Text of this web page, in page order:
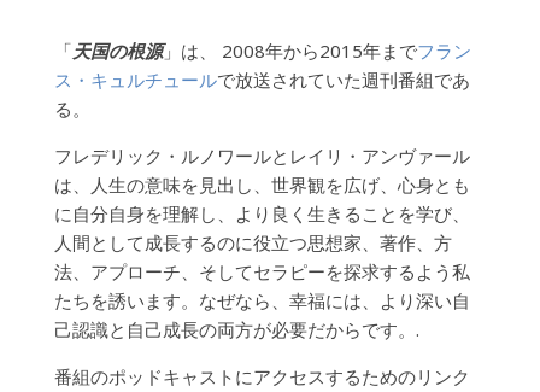
「天国の根源」は、 2008年から2015年までフラン
ス・キュルチュールで放送されていた週刊番組であ
る。
フレデリック・ルノワールとレイリ・アンヴァール
は、人生の意味を見出し、世界観を広げ、心身とも
に自分自身を理解し、より良く生きることを学び、
人間として成長するのに役立つ思想家、著作、方
法、アプローチ、そしてセラピーを探求するよう私
たちを誘います。なぜなら、幸福には、より深い自
己認識と自己成長の両方が必要だからです。.
番組のポッドキャストにアクセスするためのリンク